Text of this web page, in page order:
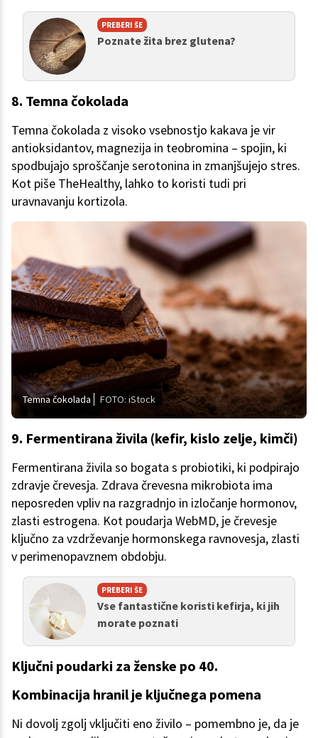
PREBERI ŠE
Poznate žita brez glutena?
8. Temna čokolada
Temna čokolada z visoko vsebnostjo kakava je vir
antioksidantov, magnezija in teobromina – spojin, ki
spodbujajo sproščanje serotonina in zmanjšujejo stres.
Kot piše TheHealthy, lahko to koristi tudi pri
uravnavanju kortizola.
Temna čokolada FOTO: iStock
9. Fermentirana živila (kefir, kislo zelje, kimči)
Fermentirana živila so bogata s probiotiki, ki podpirajo
zdravje črevesja. Zdrava črevesna mikrobiota ima
neposreden vpliv na razgradnjo in izločanje hormonov,
zlasti estrogena. Kot poudarja WebMD, je črevesje
ključno za vzdrževanje hormonskega ravnovesja, zlasti
v perimenopavznem obdobju.
PREBERI ŠE
Vse fantastične koristi kefirja, ki jih
morate poznati
Ključni poudarki za ženske po 40.
Kombinacija hranil je ključnega pomena
Ni dovolj zgolj vključiti eno živilo – pomembno je, da je